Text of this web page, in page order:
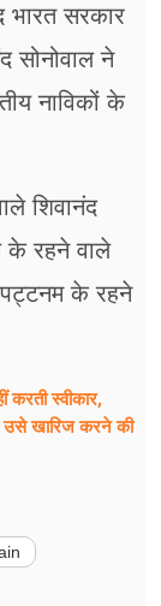
भारत सरकार
सोनोवाल ने
नाविकों के
शिवानंद
के रहने वाले
के रहने
करती स्वीकार,
उसे खारिज करने की